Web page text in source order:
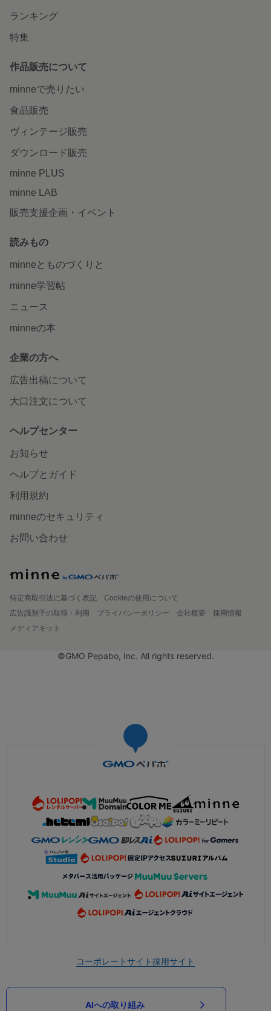
ランキング
特集
作品販売について
minneで売りたい
食品販売
ヴィンテージ販売
ダウンロード販売
minne PLUS
minne LAB
販売支援企画・イベント
読みもの
minneとものづくりと
minne学習帖
ニュース
minneの本
企業の方へ
広告出稿について
大口注文について
ヘルプセンター
お知らせ
ヘルプとガイド
利用規約
minneのセキュリティ
お問い合わせ
特定商取引法に基づく表記
Cookieの使用について
広告識別子の取得・利用
プライバシーポリシー 会社概要
採用情報
メディアキット
©GMO Pepabo, Inc. All rights reserved.
コーポレートサイト採用サイト
AIへの取り組み